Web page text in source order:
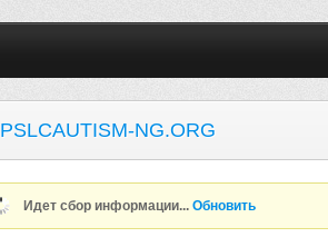
PSLCAUTISM-NG.ORG
Идет сбор информации...Обновить